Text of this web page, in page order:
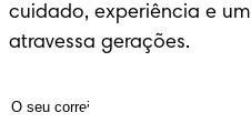
cuidado, experiência e
atravessa gerações.